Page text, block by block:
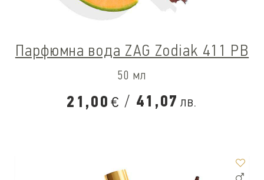
Парфюмна вода ZAG Zodiak 411 PB
50 мл
21,00 € / 41,07 лв.